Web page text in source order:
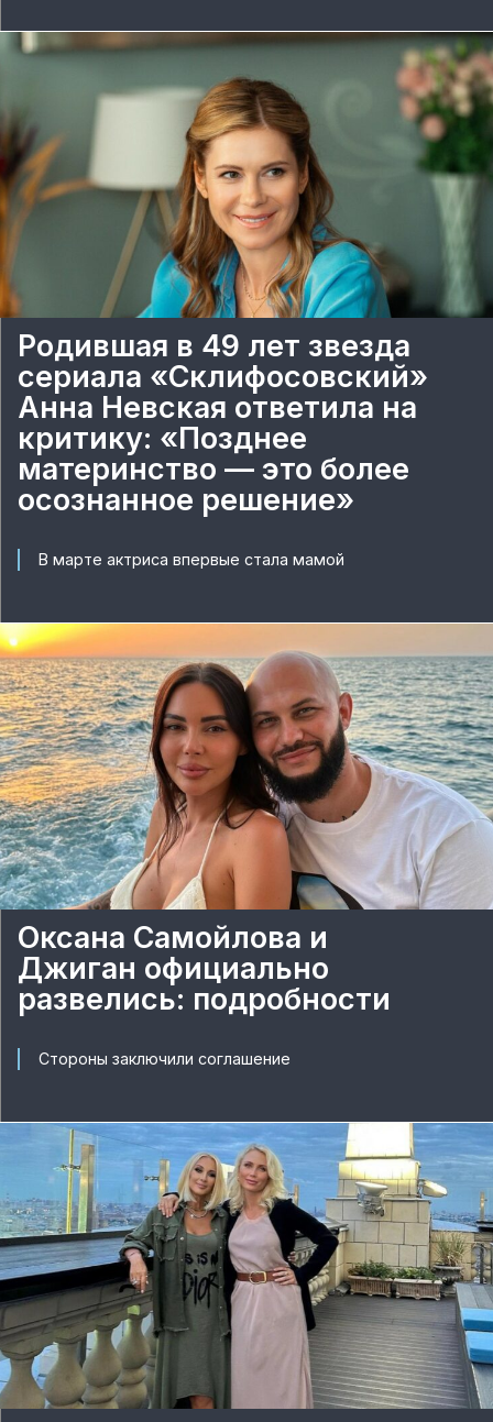
Родившая в 49 лет звезда
сериала «Склифосовский»
Анна Невская ответила на
критику: «Позднее
материнство — это более
осознанное решение»
В марте актриса впервые стала мамой
Оксана Самойлова и
Джиган официально
развелись: подробности
Стороны заключили соглашение